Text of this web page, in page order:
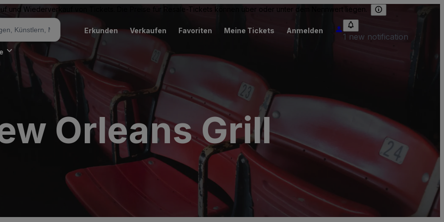
und Wiederverkauf von Tickets. Die Preise für Resale-Tickets können über oder unter dem Nennwert liegen.
Erkunden Verkaufen Favoriten Meine Tickets Anmelden
1 new notification
Orleans Grill